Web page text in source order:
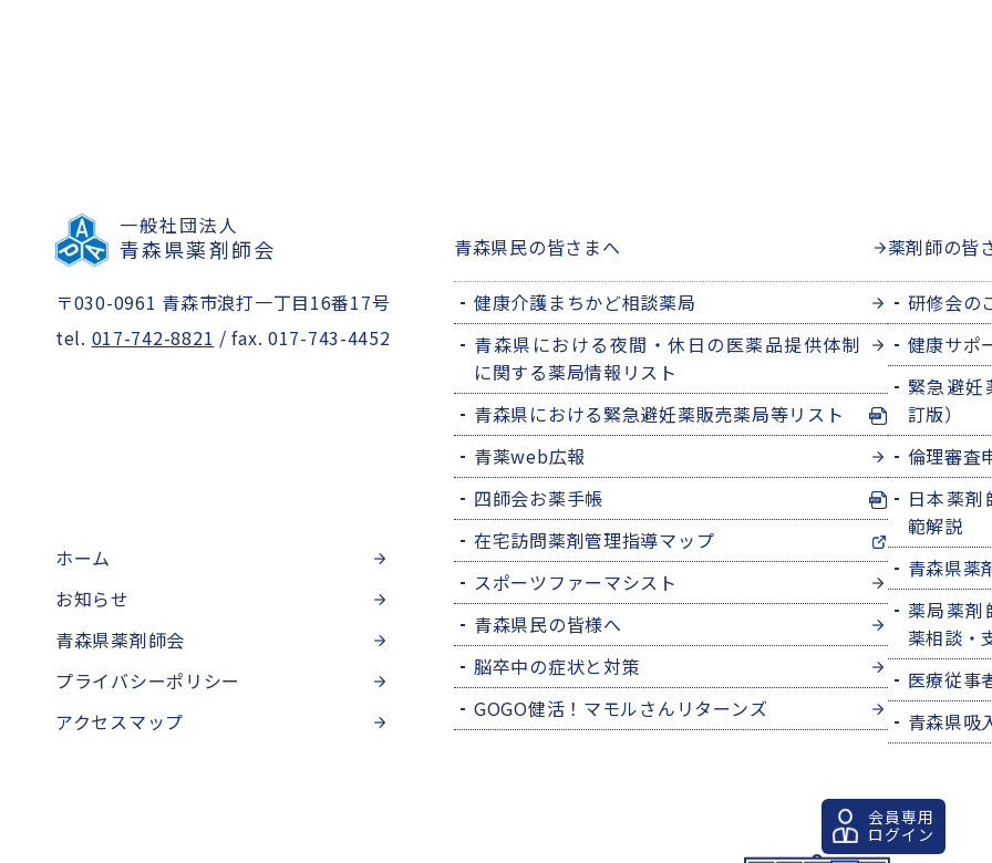
一般社団法人
青森県薬剤師会
〒030-0961 青森市浪打一丁目16番17号
tel. 017-742-8821 / fax. 017-743-4452
ホーム
お知らせ
青森県薬剤師会
プライバシーポリシー
アクセスマップ
青森県民の皆さまへ
健康介護まちかど相談薬局
青森県における夜間・休日の医薬品提供体制
に関する薬局情報リスト
青森県における緊急避妊薬販売薬局等リスト
青薬web広報
四師会お薬手帳
在宅訪問薬剤管理指導マップ
スポーツファーマシスト
青森県民の皆様へ
脳卒中の症状と対策
GOGO健活！マモルさんリターンズ
薬剤師の皆
研修会の
健康サポ
緊急避妊
訂版）
倫理審査
日本薬
範解説
青森県薬
薬局薬剤
薬相談・
医療従事
青森県吸
会員専用
ログイン